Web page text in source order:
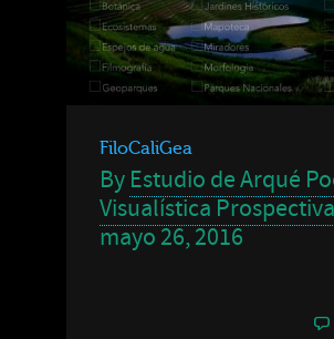
FiloCaliGea
By Estudio de Arqué
Visualística Prospectiva
mayo 26, 2016